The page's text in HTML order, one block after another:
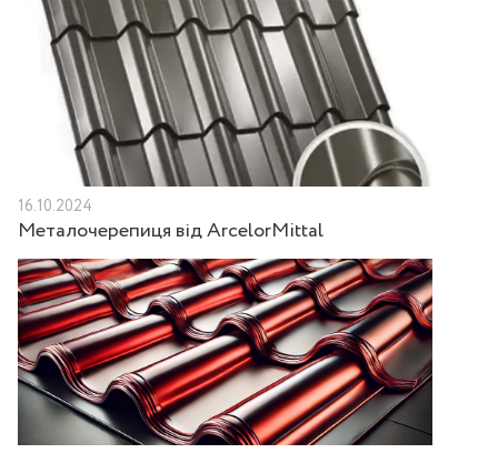
16.10.2024
Металочерепиця від ArcelorMittal